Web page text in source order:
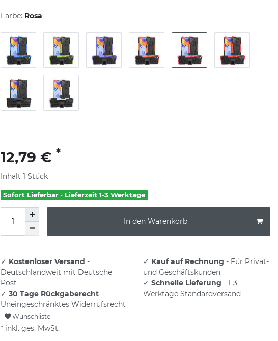
Farbe: Rosa
12,79 € *
Inhalt 1 Stück
Sofort Lieferbar · Lieferzeit 1-3 Werktage
In den Warenkorb
✓ Kostenloser Versand -
Deutschlandweit mit Deutsche
Post
✓ 30 Tage Rückgaberecht -
Uneingeschränktes Widerrufsrecht
✓ Kauf auf Rechnung - Für Privat-
und Geschäftskunden
✓ Schnelle Lieferung - 1-3
Werktage Standardversand
Wunschliste
* inkl. ges. MwSt.